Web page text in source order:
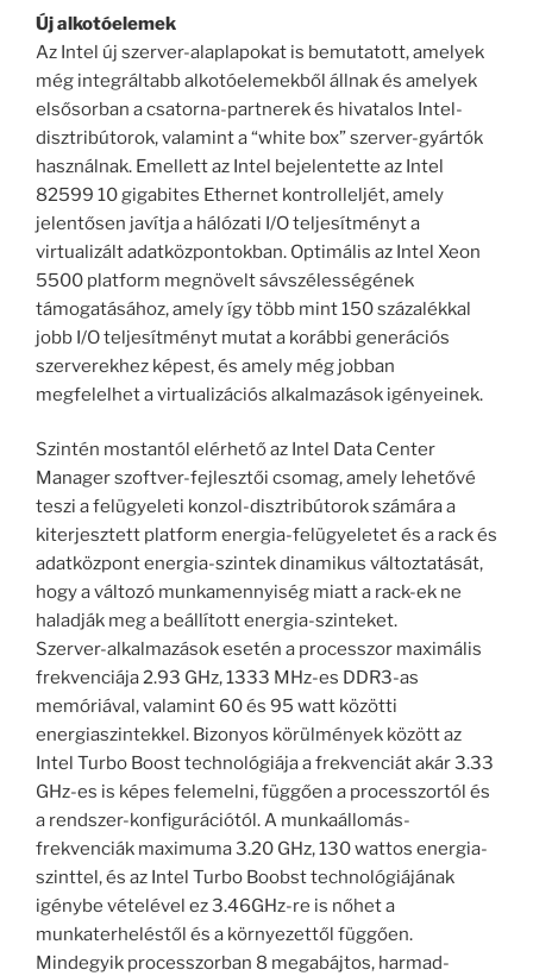
Új alkotóelemek
Az Intel új szerver-alaplapokat is bemutatott, amelyek
még integráltabb alkotóelemekből állnak és amelyek
elsősorban a csatorna-partnerek és hivatalos Intel-
disztribútorok, valamint a “white box” szerver-gyártók
használnak. Emellett az Intel bejelentette az Intel
82599 10 gigabites Ethernet kontrolleljét, amely
jelentősen javítja a hálózati I/O teljesítményt a
virtualizált adatközpontokban. Optimális az Intel Xeon
5500 platform megnövelt sávszélességének
támogatásához, amely így több mint 150 százalékkal
jobb I/O teljesítményt mutat a korábbi generációs
szerverekhez képest, és amely még jobban
megfelelhet a virtualizációs alkalmazások igényeinek.
Szintén mostantól elérhető az Intel Data Center
Manager szoftver-fejlesztői csomag, amely lehetővé
teszi a felügyeleti konzol-disztribútorok számára a
kiterjesztett platform energia-felügyeletet és a rack és
adatközpont energia-szintek dinamikus változtatását,
hogy a változó munkamennyiség miatt a rack-ek ne
haladják meg a beállított energia-szinteket.
Szerver-alkalmazások esetén a processzor maximális
frekvenciája 2.93 GHz, 1333 MHz-es DDR3-as
memóriával, valamint 60 és 95 watt közötti
energiaszintekkel. Bizonyos körülmények között az
Intel Turbo Boost technológiája a frekvenciát akár 3.33
GHz-es is képes felemelni, függően a processzortól és
a rendszer-konfigurációtól. A munkaállomás-
frekvenciák maximuma 3.20 GHz, 130 wattos energia-
szinttel, és az Intel Turbo Boobst technológiájának
igénybe vételével ez 3.46GHz-re is nőhet a
munkaterheléstől és a környezettől függően.
Mindegyik processzorban 8 megabájtos, harmad-